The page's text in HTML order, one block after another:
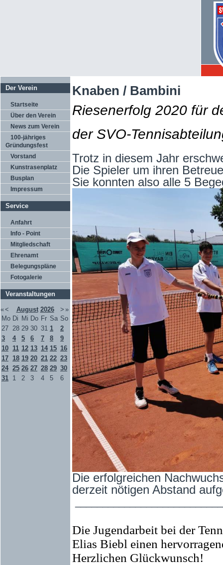
Der Verein
Startseite
Über den Verein
News zum Verein
100-jähriges
Gründungsfest
Vorstand
Kunstrasenplatz
Busplan
Impressum
Service
Anfahrt
Info - Point
Mitgliedschaft
Ehrenamt
Belegungspläne
Fotogalerie
Veranstaltungen
«< August 2026 > »
Mo Di Mi Do Fr Sa So
27 28 29 30 31 1
2
3
4 5 6 7 8
9
10 11 12 13 14 15 16
17 18 19 20 21 22 23
24 25 26 27 28 29 30
31 1 2 3 4 5 6
Knaben / Bambini
Riesenerfolg 2020 für
der SVO-
Trotz in diesem Jahr
Die Spieler um ihren
Sie konnten also alle 5
Die erfolgreichen
derzeit nötigen Abstand
Die Jugendarbeit bei der
Elias Biebl einen
Herzlichen Glückwunsch!